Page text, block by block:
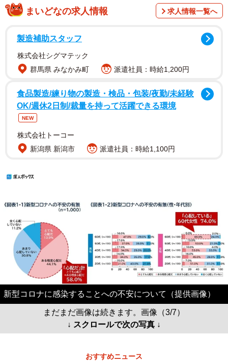
まいどなの求人情報 求人情報一覧へ
製造補助スタッフ
株式会社シグマテック
群馬県 みなかみ町
派遣社員：時給1,200円
食品製造/練り物の製造・検品・包装/夜勤/未経験
OK/週休2日制/裁量を持って活躍できる環境
NEW
株式会社トーコー
新潟県 新潟市
派遣社員：時給1,100円
新型コロナに感染することへの不安について（提供画像）
まだまだ画像は続きます。画像（3/7）
↓ スクロールで次の写真 ↓
おすすめニュース